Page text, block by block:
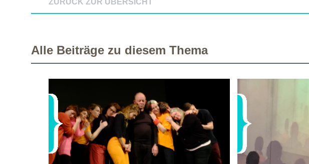
ZURÜCK ZUR ÜBERSICHT
Alle Beiträge zu diesem Thema